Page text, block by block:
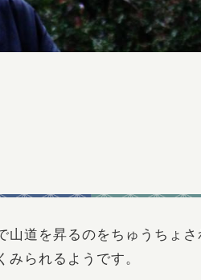
道を昇るのをちゅうちょ
られるようです。